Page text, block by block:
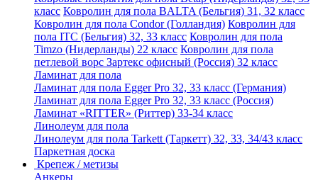
класс Ковролин для пола BALTA (Бельгия) 31, 32 класс
Ковролин для пола Condor (Голландия) Ковролин для
пола ITC (Бельгия) 32, 33 класс Ковролин для пола
Timzo (Нидерланды) 22 класс Ковролин для пола
петлевой ворс Зартекс офисный (Россия) 32 класс
Ламинат для пола
Ламинат для пола Egger Pro 32, 33 класс (Германия)
Ламинат для пола Egger Pro 32, 33 класс (Россия)
Ламинат «RITTER» (Риттер) 33-34 класс
Линолеум для пола
Линолеум для пола Tarkett (Таркетт) 32, 33, 34/43 класс
Паркетная доска
Крепеж / метизы
Анкеры